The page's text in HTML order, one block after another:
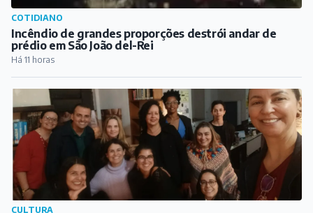
CULTURA
Encontro do Clube do Livro promove reflexões sobre a
obra "Mulheres que Correm com os Lobos"
Há 12 horas